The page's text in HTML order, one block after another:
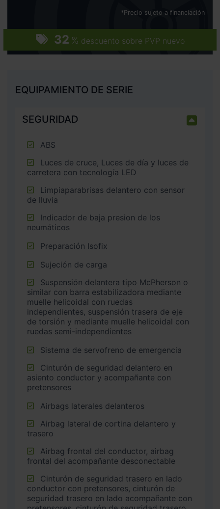
32 % descuento sobre PVP nuevo
*Precio sujeto a financiación
EQUIPAMIENTO DE SERIE
SEGURIDAD
ABS
carretera con tecnología LED
de lluvia
neumáticos
Preparación Isofix
Sujeción de carga
similar con barra estabilizadora mediante
muelle helicoidal con ruedas
independientes, suspensión trasera de eje
de torsión y mediante muelle helicoidal con
ruedas semi-independientes
Sistema de servofreno de emergencia
asiento conductor y acompañante con
pretensores
Airbags laterales delanteros
trasero
frontal del acompañante desconectable
conductor con pretensores, cinturón de
seguridad trasero en lado acompañante con